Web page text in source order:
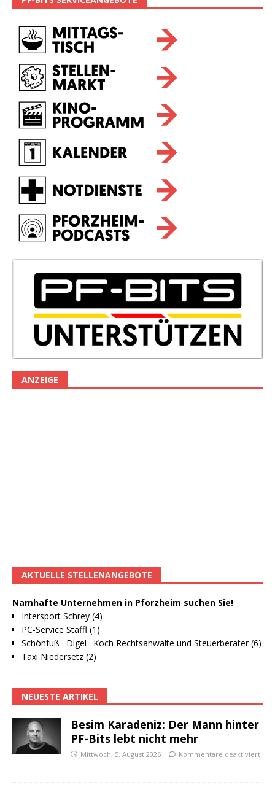
ANZEIGE
AKTUELLE STELLENANGEBOTE
Namhafte Unternehmen in Pforzheim suchen Sie!
Intersport Schrey (4)
PC-Service Staffl (1)
Schönfuß · Digel · Koch Rechtsanwälte und Steuerberater (6)
Taxi Niedersetz (2)
NEUESTE ARTIKEL
Besim Karadeniz: Der Mann hinter
PF-Bits lebt nicht mehr
Mittwoch, 5. August 2026 Kommentare deaktiviert